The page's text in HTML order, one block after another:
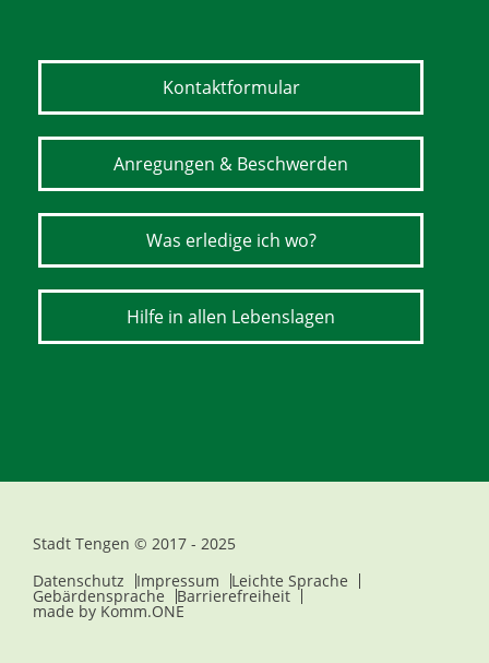
Kontaktformular
Anregungen & Beschwerden
Was erledige ich wo?
Hilfe in allen Lebenslagen
Stadt Tengen © 2017 - 2025
Datenschutz
Impressum Leichte Sprache
Gebärdensprache Barrierefreiheit
made by Komm.ONE